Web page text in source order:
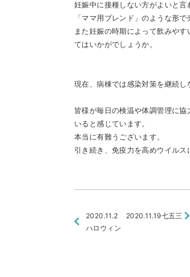
妊娠中に接種しない方がよいと言
「ママ用ブレンド」のような形
また妊娠の時期によって飲みや
てはいかがでしょうか。
現在、病棟では感染対策を継続し
皆様が毎日の検温や体調管理に
いると感じています。
本当に有難うございます。
引き続き、免疫力を高めウイルス
2020.11.2
ハロウィン
2020.11.19七五三